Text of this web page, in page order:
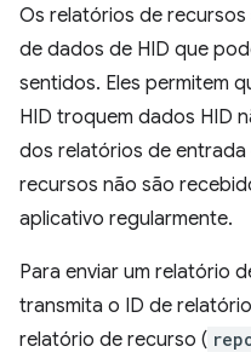
Os relatórios de
de dados de HID que
sentidos. Eles permitem
HID troquem dados HID
dos relatórios de
recursos não são
aplicativo regularmente.
Para enviar um relatório
transmita o ID de
relatório de recurso (